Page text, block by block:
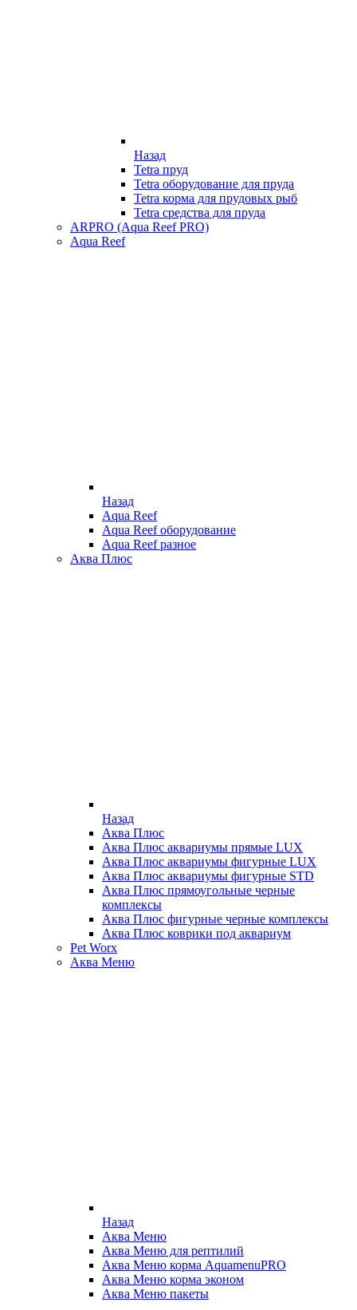
Назад
Tetra пруд
Tetra оборудование для пруда
Tetra корма для прудовых рыб
Tetra средства для пруда
ARPRO (Aqua Reef PRO)
Aqua Reef
Назад
Aqua Reef
Aqua Reef оборудование
Aqua Reef разное
Аква Плюс
Назад
Аква Плюс
Аква Плюс аквариумы прямые LUX
Аква Плюс аквариумы фигурные LUX
Аква Плюс аквариумы фигурные STD
Аква Плюс прямоугольные черные
комплексы
Аква Плюс фигурные черные комплексы
Аква Плюс коврики под аквариум
Pet Worx
Аква Меню
Назад
Аква Меню
Аква Меню для рептилий
Аква Меню корма AquamenuPRO
Аква Меню корма эконом
Аква Меню пакеты